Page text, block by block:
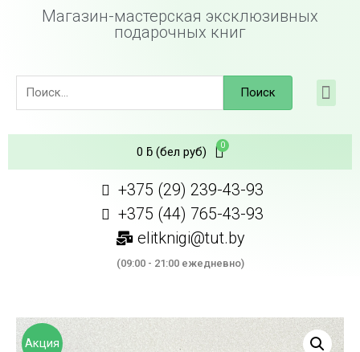
Магазин-мастерская эксклюзивных
подарочных книг
Поиск
0 ƃ(бел руб)
+375 (29) 239-43-93
+375 (44) 765-43-93
elitknigi@tut.by
(09:00 - 21:00 ежедневно)
Акция